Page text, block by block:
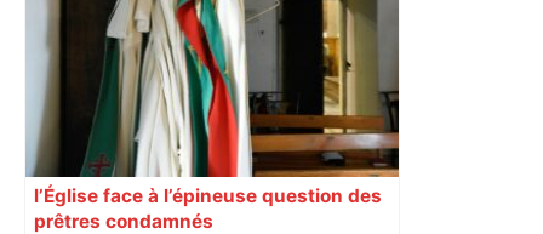
fermé en fin de soirée, voici les
déviations – Actu.fr
l’Église face à l’épineuse question des
prêtres condamnés